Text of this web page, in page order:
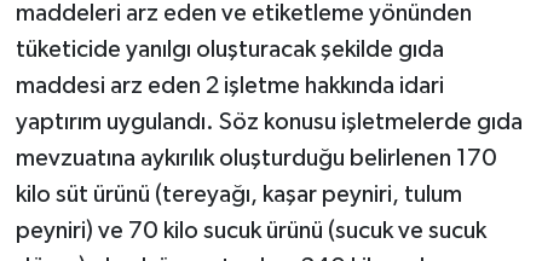
maddeleri arz eden ve etiketleme yönünden
tüketicide yanılgı oluşturacak şekilde gıda
maddesi arz eden 2 işletme hakkında idari
yaptırım uygulandı. Söz konusu işletmelerde gıda
mevzuatına aykırılık oluşturduğu belirlenen 170
kilo süt ürünü (tereyağı, kaşar peyniri, tulum
peyniri) ve 70 kilo sucuk ürünü (sucuk ve sucuk